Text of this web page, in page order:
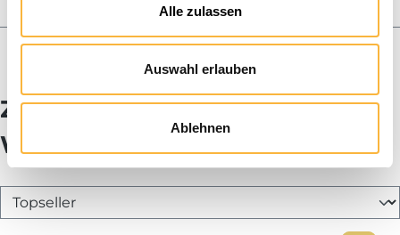
Alle zulassen
Auswahl erlauben
Ablehnen
Honig und Geschenkboxen
Imker-Blog
Zubehör passend für Alt-
Wanderboden